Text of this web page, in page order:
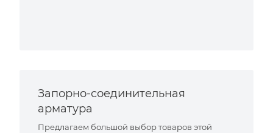
Запорно-соединительная
арматура
Предлагаем большой выбор товаров этой